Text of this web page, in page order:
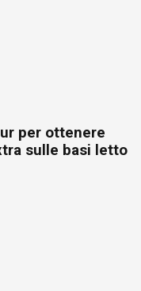
per ottenere
sulle basi letto